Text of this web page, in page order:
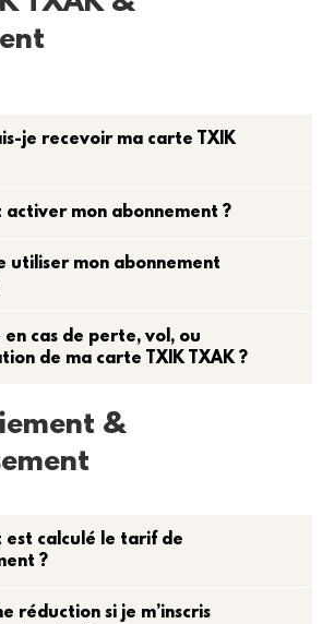
je recevoir ma carte TXIK
activer mon abonnement ?
utiliser mon abonnement
cas de perte, vol, ou
de ma carte TXIK TXAK ?
&
est calculé le tarif de
?
réduction si je m’inscris